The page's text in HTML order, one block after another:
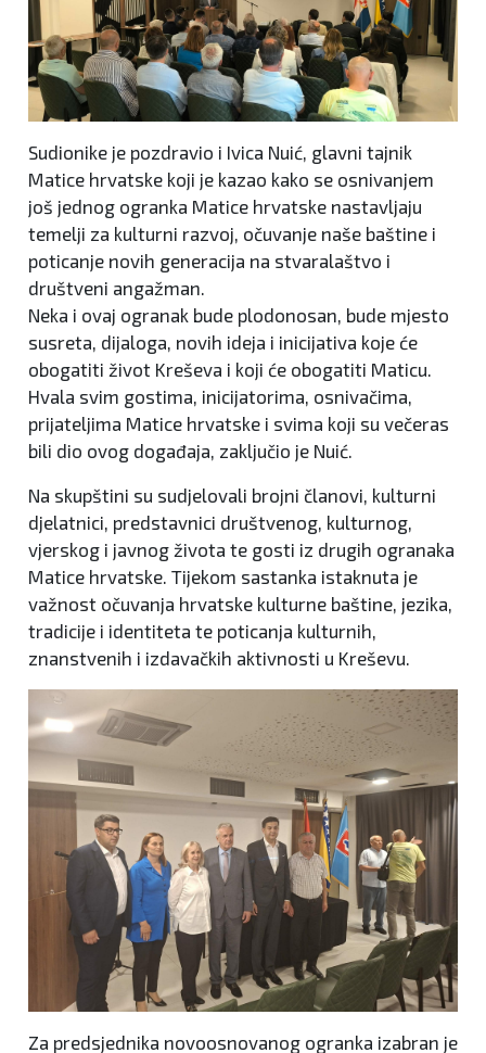
Sudionike je pozdravio i Ivica Nuić, glavni tajnik
Matice hrvatske koji je kazao kako se osnivanjem
još jednog ogranka Matice hrvatske nastavljaju
temelji za kulturni razvoj, očuvanje naše baštine i
poticanje novih generacija na stvaralaštvo i
društveni angažman.
Neka i ovaj ogranak bude plodonosan, bude mjesto
susreta, dijaloga, novih ideja i inicijativa koje će
obogatiti život Kreševa i koji će obogatiti Maticu.
Hvala svim gostima, inicijatorima, osnivačima,
prijateljima Matice hrvatske i svima koji su večeras
bili dio ovog događaja, zaključio je Nuić.
Na skupštini su sudjelovali brojni članovi, kulturni
djelatnici, predstavnici društvenog, kulturnog,
vjerskog i javnog života te gosti iz drugih ogranaka
Matice hrvatske. Tijekom sastanka istaknuta je
važnost očuvanja hrvatske kulturne baštine, jezika,
tradicije i identiteta te poticanja kulturnih,
znanstvenih i izdavačkih aktivnosti u Kreševu.
Za predsjednika novoosnovanog ogranka izabran je